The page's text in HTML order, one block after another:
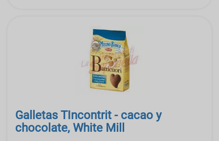
Galletas TIncontrit - cacao y
chocolate, White Mill